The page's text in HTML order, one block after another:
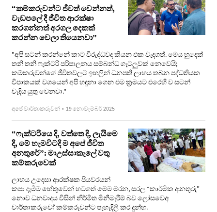
“කම්කරුවන්ට ජීවත් වෙන්නත්,
වැඩපලේ දී ජීවිත ආරක්ෂා
කරගන්නත් අරගල දෙකක්
කරන්න වෙලා තියෙනවා”
"අපි සටන් කරන්නේ කාට විරුද්ධවද කියන එක වැදගත්. මෙය හුදෙක්
තනි තනි ෆැක්ටරි පරිපාලනය සම්බන්ධ ගැටලුවක් නෙවෙයි;
කම්කරුවන්ගේ ජීවිතවලට ඉහලින් ධනපති ලාභය තබන පද්ධතියක
විපාකයක් වශයෙන් අපි හඳුනා ගෙන එම ක්‍රමයට එරෙහි ව සටන්
වැදිය යුතු වෙනවා."
අපේ වාර්තාකරුවන් • 19 නොවැම්බර් 2025
“ෆැක්ටරියෙ දි, වත්තෙ දි, ලැයිමෙ
දි, මේ හැමවිටදි ම අපේ ජීවිත
අනතුරේ”: මාඋස්සාකැලේ වතු
කම්කරුවෙක්
ලාභය උදෙසා ආරක්ෂක පියවරයන්
කපා දැමීම හේතුවෙන් හටගත් මෙම මරන, සරල “කාර්මික අනතුරු”
නොව ධනවාදය විසින් නිර්මිත මිනීමැරීම් බව ලෝසවෙඅ
වාර්තාකරුවෝ කම්කරුවන්ට පැහැදිලි කර දුන්හ.